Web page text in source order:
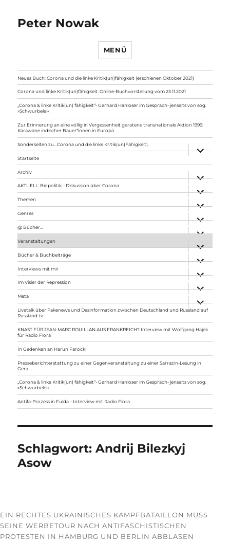
Peter Nowak
MENÜ
Neues Buch: Corona und die linke Kritik(un)fähigkeit (erschienen Oktober 2021)
Corona und linke Kritik(un)fähigkeit. Online-Buchvorstellung vom 23.11.2021
„Corona & linke Kritik(un) fähigkeit“- Gerhard Hanloser im Gespräch- jenseits von sog.
»Schwurbelei«
Zur Erinnerung an eine völlig in Vergessenheit geratene transnationale Aktion 1999:
Karawane indischer Bauer*innen in Europa
Sonderseiten zu…Corona und die linke Kritik(un)Fähigkeit).
anzeigen
Startseite
Archiv
anzeigen
AKTUELL: Biopolitik – Diskussion über Corona
anzeigen
Themen
anzeigen
Genres
anzeigen
@ Bücher…
Veranstaltungen
anzeigen
Bücher & Buchbeiträge
anzeigen
Interviews mit mir
anzeigen
Im Visier der Repression
anzeigen
Meta
anzeigen
Livetalk über Fakenews und Desinformation zwischen Deutschland und Russland auf
Russland.tv
KNAST FÜR JEAN-MARC ROUILLAN AUS FRANKREICH? Interview mit Wolfgang Hajek
für Radio Flora
In Gedenken an Harun Farocki
Presseberichterstattung zu einer Gegenveranstaltung zu einer Sarrazin-Lesung in
Gera
„Corona & linke Kritik(un) fähigkeit“- Gerhard Hanloser im Gespräch- jenseits von sog.
»Schwurbelei«
Antifa-Prozess in Fulda – Interview mit Radio Flora
Schlagwort:Andrij Bilezkyj
Asow
EIN RECHTES UKRAINISCHES KAMPFBATAILLON MUSS
SEINE WERBETOUR NACH ANTIFASCHISTISCHEN
PROTESTEN IN HAMBURG UND BERLIN ABBLASEN